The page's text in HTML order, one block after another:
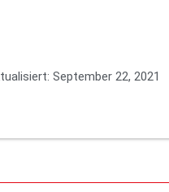
September 22, 2021